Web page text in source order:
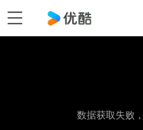
数据获取失败